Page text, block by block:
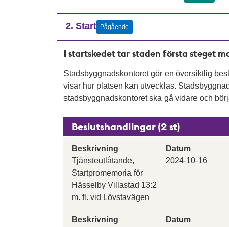
2. Start Pågående
I startskedet tar staden första steget
Stadsbyggnadskontoret gör en översiktlig
visar hur platsen kan utvecklas.
stadsbyggnadskontoret ska gå vidare och
Beslutshandlingar (2 st)
Beskrivning
Tjänsteutlåtande,
Startpromemoria för
Hässelby Villastad 13:2
m. fl. vid Lövstavägen
Datum
2024-10-16
Beskrivning
Datum